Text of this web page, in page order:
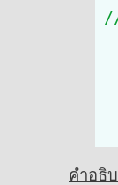
คำอธิ